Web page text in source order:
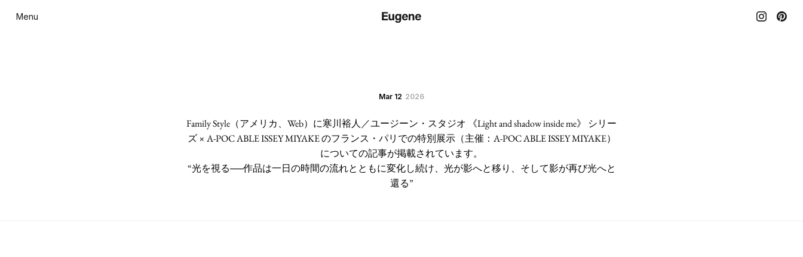
Menu
Mar 12 2026
Family Style（アメリカ、Web）に寒川裕人／ユージーン・スタジオ 《Light and shadow inside me》 シリー
ズ × A-POC ABLE ISSEY MIYAKE のフランス・パリでの特別展示（主催：A-POC ABLE ISSEY MIYAKE）
についての記事が掲載されています。
“光を視る──作品は一日の時間の流れとともに変化し続け、光が影へと移り、そして影が再び光へと
還る”